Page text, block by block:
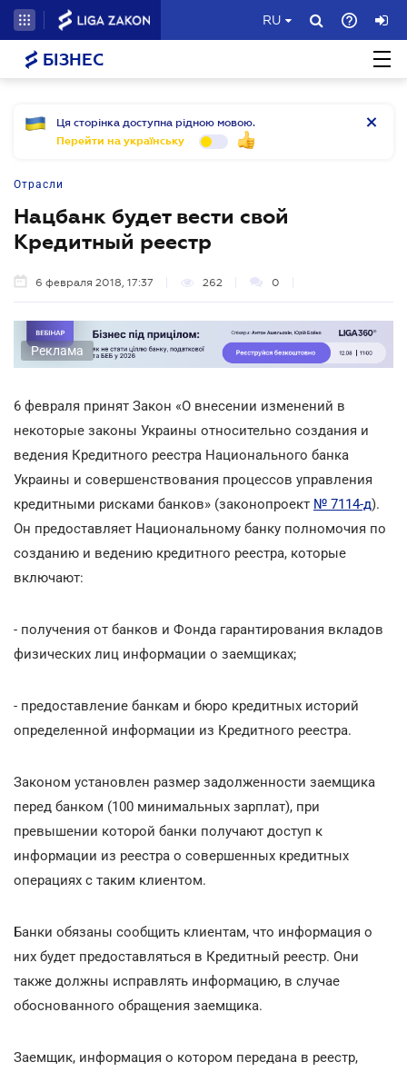
RU
БІЗНЕС
Ця сторінка доступна рідною мовою.
Перейти на українську
Отрасли
Нацбанк будет вести свой
Кредитный реестр
6 февраля 2018, 17:37 262 0
Реклама
6 февраля принят Закон «О внесении изменений в
некоторые законы Украины относительно создания и
ведения Кредитного реестра Национального банка
Украины и совершенствования процессов управления
кредитными рисками банков» (законопроект № 7114-д).
Он предоставляет Национальному банку полномочия по
созданию и ведению кредитного реестра, которые
включают:
- получения от банков и Фонда гарантирования вкладов
физических лиц информации о заемщиках;
- предоставление банкам и бюро кредитных историй
определенной информации из Кредитного реестра.
Законом установлен размер задолженности заемщика
перед банком (100 минимальных зарплат), при
превышении которой банки получают доступ к
информации из реестра о совершенных кредитных
операциях с таким клиентом.
Банки обязаны сообщить клиентам, что информация о
них будет предоставляться в Кредитный реестр. Они
также должны исправлять информацию, в случае
обоснованного обращения заемщика.
Заемщик, информация о котором передана в реестр,